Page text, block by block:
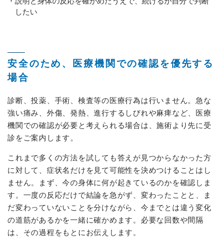
したい
安全のため、医療機関での確認を優先する
場合
診断、投薬、手術、検査等の医療行為は行いません。急な
強い痛み、外傷、発熱、進行するしびれや麻痺など、医療
機関での確認が必要と考えられる場合は、施術より先に受
診をご案内します。
これまで多くの方法を試しても答えが見つからなかった方
に対して、症状名だけを見て可能性を決めつけることはし
ません。まず、今の身体に何が起きているのかを確認しま
す。一度の反応だけで結論を急がず、変わったことと、ま
だ変わっていないことを分けながら、今までとは違う変化
の道筋があるかを一緒に確かめます。必要な回数や間隔
は、その過程をもとにお伝えします。